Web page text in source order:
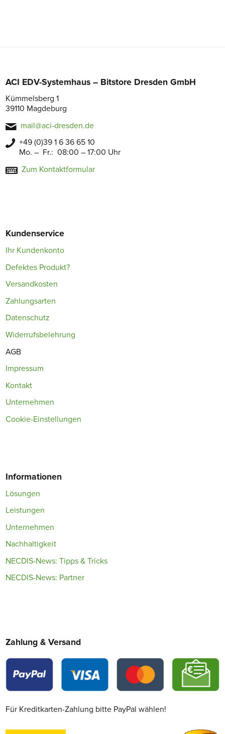
ACI EDV-Systemhaus – Bitstore Dresden GmbH
Kümmelsberg 1
39110 Magdeburg
mail@aci-dresden.de
+49 (0)39 1 6 36 65 10
Mo. – Fr.: 08:00 – 17:00 Uhr
Zum Kontaktformular
Kundenservice
Ihr Kundenkonto
Defektes Produkt?
Versandkosten
Zahlungsarten
Datenschutz
Widerrufsbelehrung
AGB
Impressum
Kontakt
Unternehmen
Cookie-Einstellungen
Informationen
Lösungen
Leistungen
Unternehmen
Nachhaltigkeit
NECDIS-News: Tipps & Tricks
NECDIS-News: Partner
Zahlung & Versand
Für Kreditkarten-Zahlung bitte PayPal wählen!